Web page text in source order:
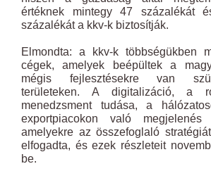
értéknek mintegy 47 százalékát
százalékát a kkv-k biztosítják.
Elmondta: a kkv-k többségükben
cégek, amelyek beépültek a
mégis fejlesztésekre van
területeken. A digitalizáció, a
menedzsment tudása, a
exportpiacokon való megjelenés
amelyekre az összefoglaló
elfogadta, és ezek részleteit
be.